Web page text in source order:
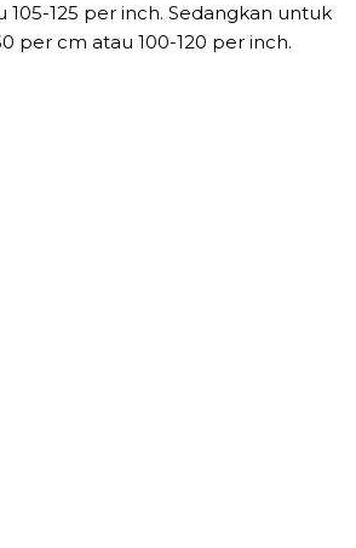
125 per inch. Sedangkan untuk
per cm atau 100-120 per inch.